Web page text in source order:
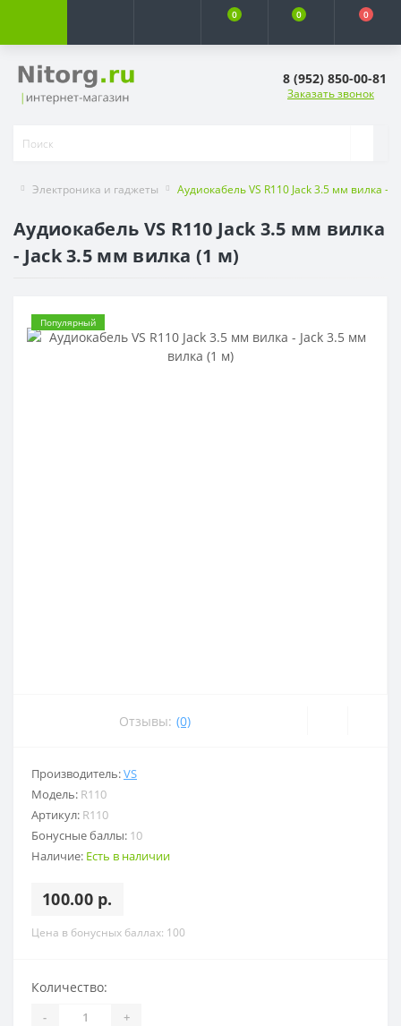
0 0 0
8 (952) 850-00-81
Заказать звонок
Электроника и гаджеты Аудиокабель VS R110 Jack 3.5 мм вилка -
Аудиокабель VS R110 Jack 3.5 мм вилка
- Jack 3.5 мм вилка (1 м)
Популярный
Отзывы: (0)
Производитель:VS
Модель: R110
Артикул: R110
Бонусные баллы: 10
Наличие: Есть в наличии
100.00 р.
Цена в бонусных баллах: 100
Количество:
- +